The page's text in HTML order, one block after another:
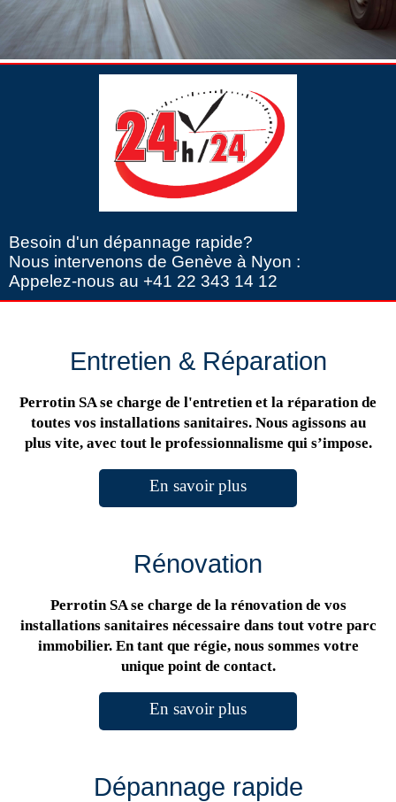
Besoin d'un dépannage rapide?
Nous intervenons de Genève à Nyon :
Appelez-nous au +41 22 343 14 12
Entretien & Réparation
Perrotin SA se charge de l'entretien et la réparation de
toutes vos installations sanitaires. Nous agissons au
plus vite, avec tout le professionnalisme qui s’impose.
En savoir plus
Rénovation
Perrotin SA se charge de la rénovation de vos
installations sanitaires nécessaire dans tout votre parc
immobilier. En tant que régie, nous sommes votre
unique point de contact.
En savoir plus
Dépannage rapide